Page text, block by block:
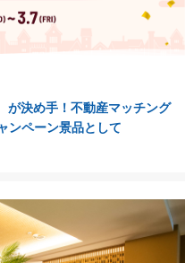
が決め手！不動産マッチング
ンペーン景品として